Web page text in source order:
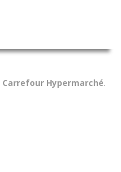
Carrefour Hypermarché.